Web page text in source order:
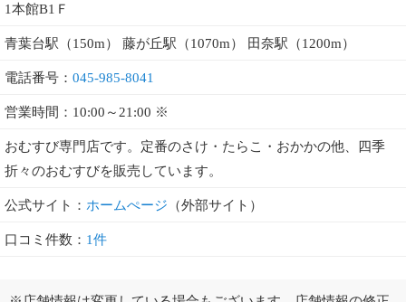
1本館B1Ｆ
青葉台駅（150m） 藤が丘駅（1070m） 田奈駅（1200m）
電話番号： 045-985-8041
営業時間：10:00～21:00 ※
おむすび専門店です。定番のさけ・たらこ・おかかの他、四季
折々のおむすびを販売しています。
公式サイト： ホームぺージ （外部サイト）
口コミ件数： 1件